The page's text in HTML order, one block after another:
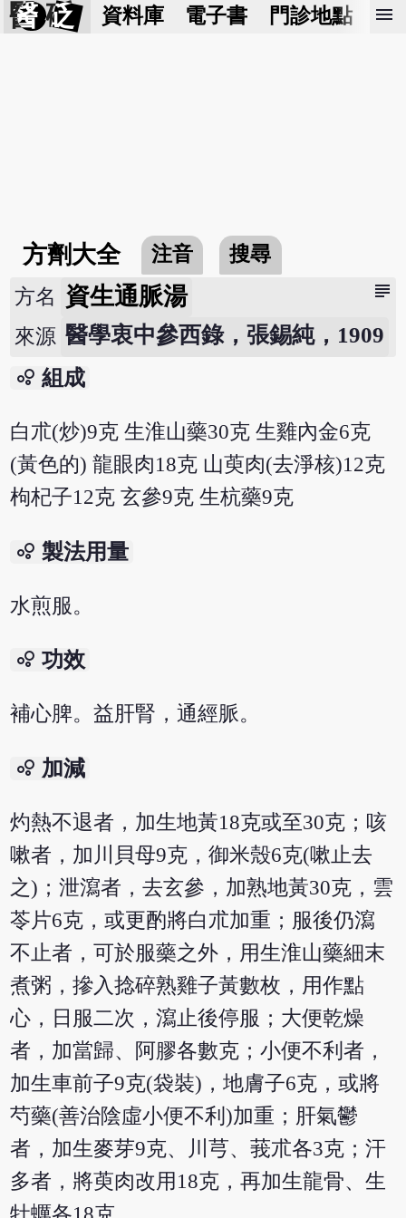
醫 砭 資料庫 電子書 門診地點 預
menu
方劑大全 注音 搜尋
subject
方名 資生通脈湯
來源 醫學衷中參西錄，張錫純，1909
bubble_chart 組成
白朮(炒)9克 生淮山藥30克 生雞內金6克
(黃色的) 龍眼肉18克 山萸肉(去淨核)12克
枸杞子12克 玄參9克 生杭藥9克
bubble_chart 製法用量
水煎服。
bubble_chart 功效
補心脾。益肝腎，通經脈。
bubble_chart 加減
灼熱不退者，加生地黃18克或至30克；咳
嗽者，加川貝母9克，御米殼6克(嗽止去
之)；泄瀉者，去玄參，加熟地黃30克，雲
苓片6克，或更酌將白朮加重；服後仍瀉
不止者，可於服藥之外，用生淮山藥細末
煮粥，摻入捻碎熟雞子黃數枚，用作點
心，日服二次，瀉止後停服；大便乾燥
者，加當歸、阿膠各數克；小便不利者，
加生車前子9克(袋裝)，地膚子6克，或將
芍藥(善治陰虛小便不利)加重；肝氣鬱
者，加生麥芽9克、川芎、莪朮各3克；汗
多者，將萸肉改用18克，再加生龍骨、生